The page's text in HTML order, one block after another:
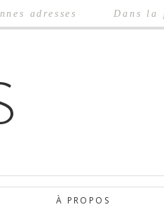
adresses Dans la
À PROPOS